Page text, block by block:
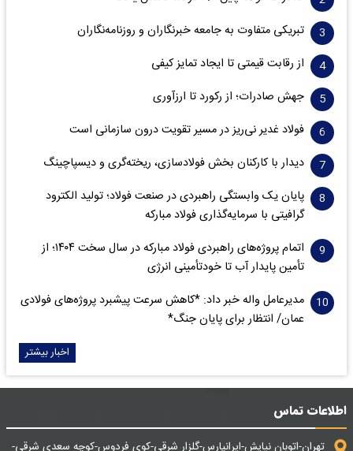
تبریکی متفاوت به جامعه خبرنگاران و روزنامه‌نگاران
از رقابت قیمتی تا ایجاد تمایز کیفی
جهش صادرات؛ از رکورد تا ارزآوری
فولاد غدیر نی‌ریز در مسیر تقویت درون سازمانی است
دیدار با کارکنان بخش فولادسازی، ریخته‌گری و دیسپاچینگ
پایان یک وابستگی راهبردی در صنعت فولاد؛ تولید الکترود
گرافیتی با سرمایه‌گذاری فولاد مبارکه
اتمام پروژه‌های راهبردی فولاد مبارکه در سال سخت ۱۴۰۴؛ از
تأمین پایدار آب تا خودتأمینی انرژی
مدیرعامل واله خبر داد: *کاهش سرعت پیشبرد پروژه‌های فولادی
عمان/ انتظار برای پایان جنگ*
اخبار بیشتر
اطلاعات تماس
تهران-اتوبان نیایش-ایرانپارس-گلزار شرقی-کوی فردوس-کوچه سعدی شرقی-